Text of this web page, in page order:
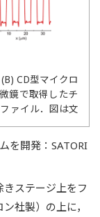
CD型マイクロ
鏡で取得したチ
ァイル．図は文
を開発：SATORI
ステージ上をフ
社製）の上に，